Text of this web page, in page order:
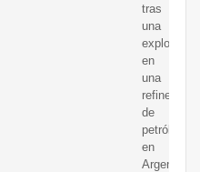
tras
una
explosión
en
una
refinería
de
petróleo
en
Argentina